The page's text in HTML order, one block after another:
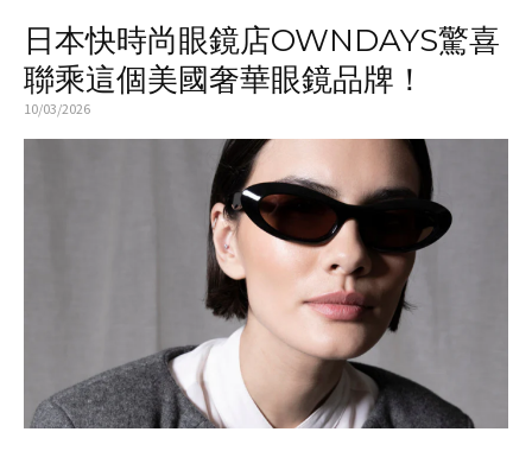
日本快時尚眼鏡店OWNDAYS驚喜
聯乘這個美國奢華眼鏡品牌！
10/03/2026